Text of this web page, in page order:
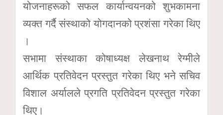
योजनाहरूको सफल कार्यान्वयनको शुभकामना
व्यक्त गर्दै संस्थाको योगदानको प्रशंसा गरेका थिए
।
सभामा संस्थाका कोषाध्यक्ष लेखनाथ रेग्मीले
आर्थिक प्रतिवेदन प्रस्तुत गरेका थिए भने सचिव
विशाल अर्यालले प्रगति प्रतिवेदन प्रस्तुत गरेका
थिए।